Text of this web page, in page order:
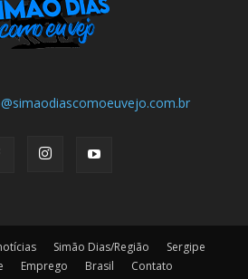
Simão Dias/Região
Sergipe
Emprego Brasil Contato